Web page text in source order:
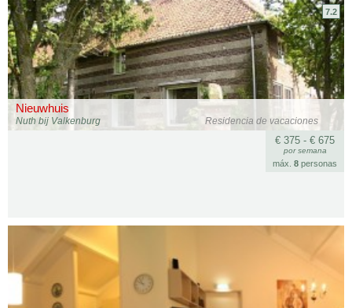
Nieuwhuis
Residencia de vacaciones
Nuth bij Valkenburg
7.2
€ 375 - € 675
por semana
máx. 8 personas